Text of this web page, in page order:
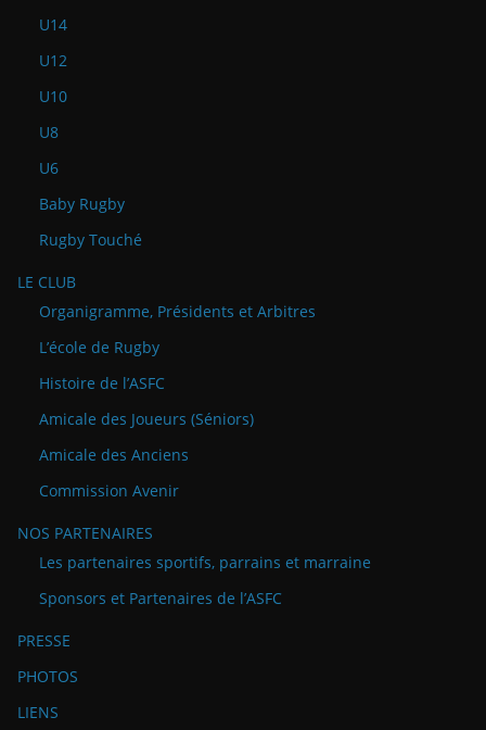
U14
U12
U10
U8
U6
Baby Rugby
Rugby Touché
LE CLUB
Organigramme, Présidents et Arbitres
L’école de Rugby
Histoire de l’ASFC
Amicale des Joueurs (Séniors)
Amicale des Anciens
Commission Avenir
NOS PARTENAIRES
Les partenaires sportifs, parrains et marraine
Sponsors et Partenaires de l’ASFC
PRESSE
PHOTOS
LIENS